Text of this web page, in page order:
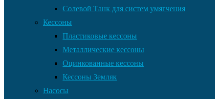
Солевой Танк для систем умягчения
Кессоны
Пластиковые кессоны
Металлические кессоны
Оцинкованные кессоны
Кессоны Земляк
Насосы